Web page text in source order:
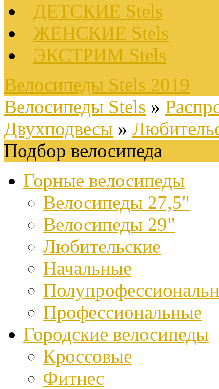
ДЕТСКИЕ Stels
ЖЕНСКИЕ Stels
ЭКСТРИМ Stels
Велосипеды Stels 2019
Велосипеды Stels »
Двухподвесы »
Подбор велосипеда
Горные велосипеды
Велосипеды 27,5"
Велосипеды 29"
Любительские
Начальные
Профессиональные
Городские велосипеды
Кроссовые
Фитнес